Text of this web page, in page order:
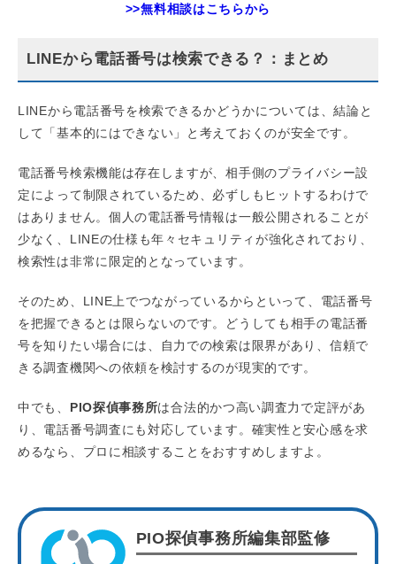
>>無料相談はこちらから
LINEから電話番号は検索できる？：まとめ
LINEから電話番号を検索できるかどうかについては、結論と
して「基本的にはできない」と考えておくのが安全です。
電話番号検索機能は存在しますが、相手側のプライバシー設
定によって制限されているため、必ずしもヒットするわけで
はありません。個人の電話番号情報は一般公開されることが
少なく、LINEの仕様も年々セキュリティが強化されており、
検索性は非常に限定的となっています。
そのため、LINE上でつながっているからといって、電話番号
を把握できるとは限らないのです。どうしても相手の電話番
号を知りたい場合には、自力での検索は限界があり、信頼で
きる調査機関への依頼を検討するのが現実的です。
中でも、 PIO探偵事務所は合法的かつ高い調査力で定評があ
り、電話番号調査にも対応しています。確実性と安心感を求
めるなら、プロに相談することをおすすめしますよ。
PIO探偵事務所編集部監修